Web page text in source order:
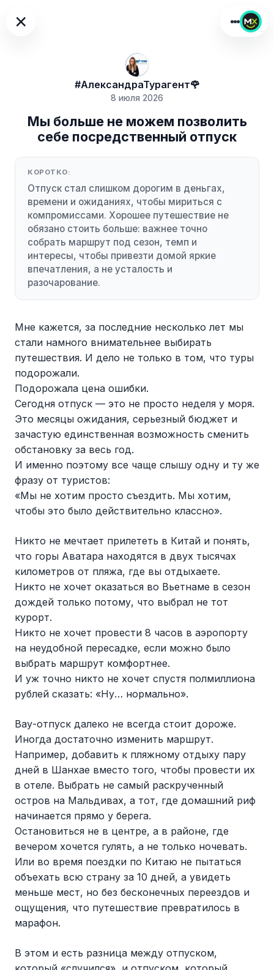
×
#АлександраТурагент🌹
8 июля 2026
Мы больше не можем позволить
себе посредственный отпуск
КОРОТКО:
Отпуск стал слишком дорогим в деньгах,
времени и ожиданиях, чтобы мириться с
компромиссами. Хорошее путешествие не
обязано стоить больше: важнее точно
собрать маршрут под сезон, темп и
интересы, чтобы привезти домой яркие
впечатления, а не усталость и
разочарование.
Мне кажется, за последние несколько лет мы
стали намного внимательнее выбирать
путешествия. И дело не только в том, что туры
подорожали.
Подорожала цена ошибки.
Сегодня отпуск — это не просто неделя у моря.
Это месяцы ожидания, серьезный бюджет и
зачастую единственная возможность сменить
обстановку за весь год.
И именно поэтому все чаще слышу одну и ту же
фразу от туристов:
«Мы не хотим просто съездить. Мы хотим,
чтобы это было действительно классно».
Никто не мечтает прилететь в Китай и понять,
что горы Аватара находятся в двух тысячах
километров от пляжа, где вы отдыхаете.
Никто не хочет оказаться во Вьетнаме в сезон
дождей только потому, что выбрал не тот
курорт.
Никто не хочет провести 8 часов в аэропорту
на неудобной пересадке, если можно было
выбрать маршрут комфортнее.
И уж точно никто не хочет спустя полмиллиона
рублей сказать: «Ну… нормально».
Вау-отпуск далеко не всегда стоит дороже.
Иногда достаточно изменить маршрут.
Например, добавить к пляжному отдыху пару
дней в Шанхае вместо того, чтобы провести их
в отеле. Выбрать не самый раскрученный
остров на Мальдивах, а тот, где домашний риф
начинается прямо у берега.
Остановиться не в центре, а в районе, где
вечером хочется гулять, а не только ночевать.
Или во время поездки по Китаю не пытаться
объехать всю страну за 10 дней, а увидеть
меньше мест, но без бесконечных переездов и
ощущения, что путешествие превратилось в
марафон.
В этом и есть разница между отпуском,